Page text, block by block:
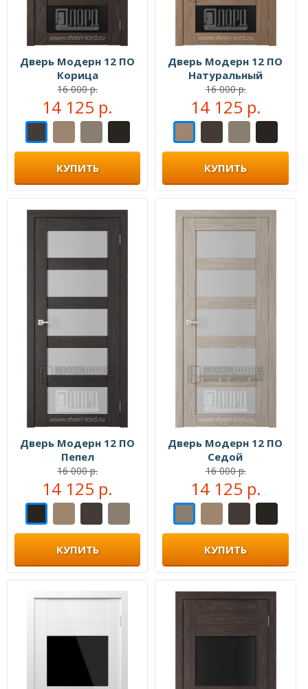
Дверь Модерн 12 ПО
Корица
16 000 р.
14 125 р.
КУПИТЬ
Дверь Модерн 12 ПО
Натуральный
16 000 р.
14 125 р.
КУПИТЬ
Дверь Модерн 12 ПО
Пепел
16 000 р.
14 125 р.
КУПИТЬ
Дверь Модерн 12 ПО
Седой
16 000 р.
14 125 р.
КУПИТЬ